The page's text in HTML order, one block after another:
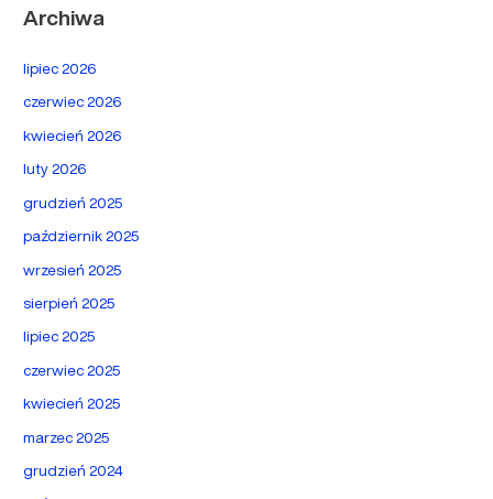
Archiwa
lipiec 2026
czerwiec 2026
kwiecień 2026
luty 2026
grudzień 2025
październik 2025
wrzesień 2025
sierpień 2025
lipiec 2025
czerwiec 2025
kwiecień 2025
marzec 2025
grudzień 2024